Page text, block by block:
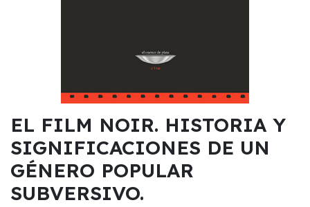
EL FILM NOIR. HISTORIA Y
SIGNIFICACIONES DE UN
GÉNERO POPULAR
SUBVERSIVO.